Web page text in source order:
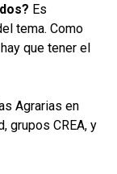
Es
tema. Como
que tener el
Agrarias en
grupos CREA, y